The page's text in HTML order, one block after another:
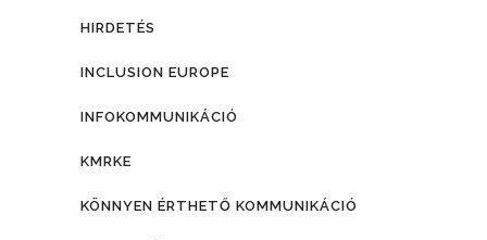
HIRDETÉS
INCLUSION EUROPE
INFOKOMMUNIKÁCIÓ
KMRKE
KÖNNYEN ÉRTHETŐ KOMMUNIKÁCIÓ